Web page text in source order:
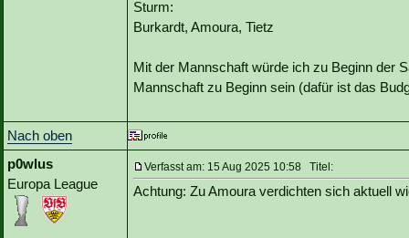
Sturm:
Burkardt, Amoura, Tietz
Mit der Mannschaft würde ich zu Beginn der
Mannschaft zu Beginn sein (dafür ist das
Nach oben
p0wlus
Europa League
Verfasst am: 15 Aug 2025 10:58 Titel:
Achtung: Zu Amoura verdichten sich aktuell